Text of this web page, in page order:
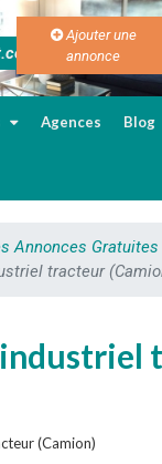
Ajouter une
annonce
Agences Blog
Annonces Gratuites
tracteur
(Camion)